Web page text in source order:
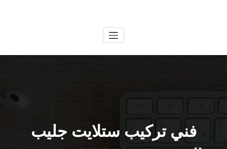
فني تركيب ستلايت جليب